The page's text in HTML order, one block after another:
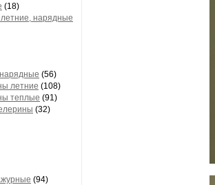
(18)
нарядные
(56)
летние (108)
теплые (91)
(32)
(94)